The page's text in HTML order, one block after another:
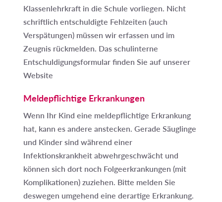
Klassenlehrkraft in die Schule vorliegen. Nicht
schriftlich entschuldigte Fehlzeiten (auch
Verspätungen) müssen wir erfassen und im
Zeugnis rückmelden. Das schulinterne
Entschuldigungsformular finden Sie auf unserer
Website
Meldepflichtige Erkrankungen
Wenn Ihr Kind eine meldepflichtige Erkrankung
hat, kann es andere anstecken. Gerade Säuglinge
und Kinder sind während einer
Infektionskrankheit abwehrgeschwächt und
können sich dort noch Folgeerkrankungen (mit
Komplikationen) zuziehen. Bitte melden Sie
deswegen umgehend eine derartige Erkrankung.